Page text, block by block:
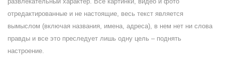
отредактированные и не настоящие, весь текст является
вымыслом (включая названия, имена, адреса), в нем нет ни слова
правды и все это преследует лишь одну цель – поднять
настроение.